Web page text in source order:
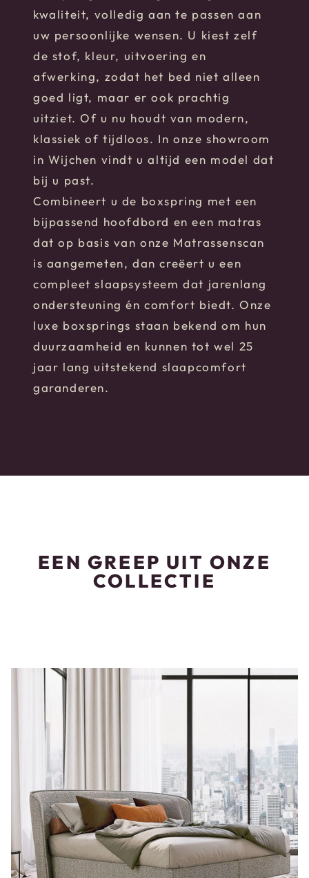
kwaliteit, volledig aan te passen aan
uw persoonlijke wensen. U kiest zelf
de stof, kleur, uitvoering en
afwerking, zodat het bed niet alleen
goed ligt, maar er ook prachtig
uitziet. Of u nu houdt van modern,
klassiek of tijdloos. In onze showroom
in Wijchen vindt u altijd een model dat
bij u past.
Combineert u de boxspring met een
bijpassend hoofdbord en een matras
dat op basis van onze Matrassenscan
is aangemeten, dan creëert u een
compleet slaapsysteem dat jarenlang
ondersteuning én comfort biedt. Onze
luxe boxsprings staan bekend om hun
duurzaamheid en kunnen tot wel 25
jaar lang uitstekend slaapcomfort
garanderen.
EEN GREEP UIT ONZE
COLLECTIE